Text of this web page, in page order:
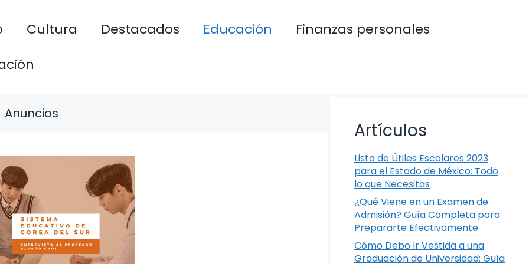
Cultura Destacados Educación
Finanzas personales
Anuncios
Artículos
Lista de Útiles Escolares 2023
para el Estado de México: Todo
lo que Necesitas
¿Qué Viene en un Examen de
Admisión? Guía Completa para
Prepararte Efectivamente
Cómo Debo Ir Vestida a una
Graduación de Universidad: Guía